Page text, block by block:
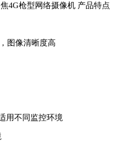
4G枪型网络摄像机 产品特点
图像清晰度高
用不同监控环境